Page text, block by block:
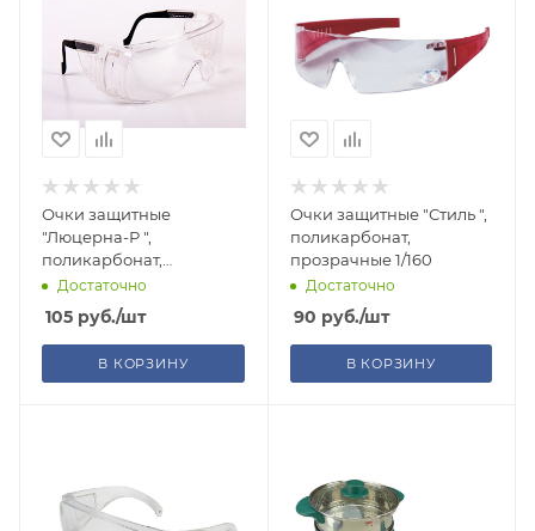
Очки защитные
"Люцерна-Р ",
поликарбонат,
прозрачные
Достаточно
105 руб./шт
В КОРЗИНУ
Очки защитные "Стиль ",
поликарбонат,
прозрачные 1/160
Достаточно
90 руб./шт
В КОРЗИНУ